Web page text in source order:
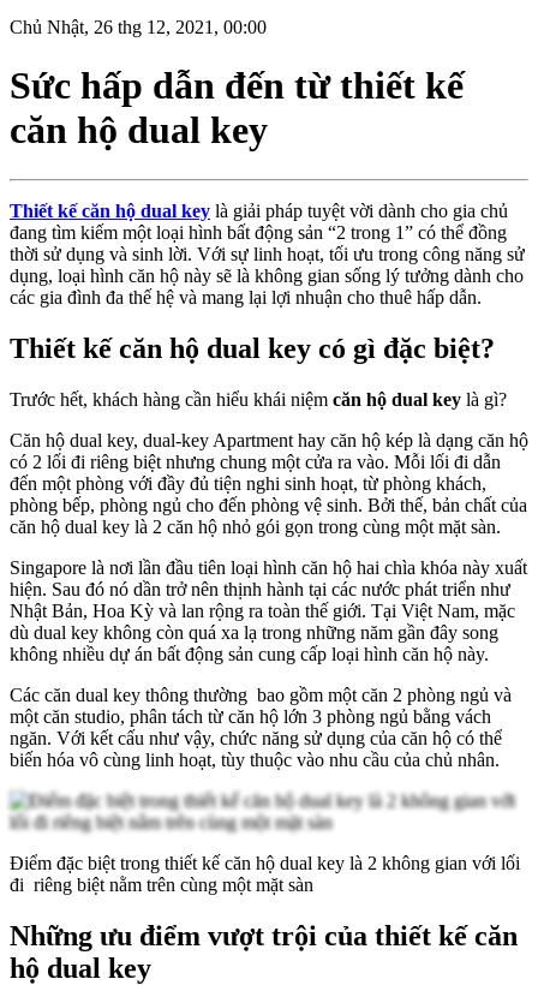
Chủ Nhật, 26 thg 12, 2021, 00:00
Sức hấp dẫn đến từ thiết kế
căn hộ dual key
Thiết kế căn hộ dual key là giải pháp tuyệt vời dành cho gia chủ
đang tìm kiếm một loại hình bất động sản “2 trong 1” có thể đồng
thời sử dụng và sinh lời. Với sự linh hoạt, tối ưu trong công năng sử
dụng, loại hình căn hộ này sẽ là không gian sống lý tưởng dành cho
các gia đình đa thế hệ và mang lại lợi nhuận cho thuê hấp dẫn.
Thiết kế căn hộ dual key có gì đặc biệt?
Trước hết, khách hàng cần hiểu khái niệm căn hộ dual key là gì?
Căn hộ dual key, dual-key Apartment hay căn hộ kép là dạng căn hộ
có 2 lối đi riêng biệt nhưng chung một cửa ra vào. Mỗi lối đi dẫn
đến một phòng với đầy đủ tiện nghi sinh hoạt, từ phòng khách,
phòng bếp, phòng ngủ cho đến phòng vệ sinh. Bởi thế, bản chất của
căn hộ dual key là 2 căn hộ nhỏ gói gọn trong cùng một mặt sàn.
Singapore là nơi lần đầu tiên loại hình căn hộ hai chìa khóa này xuất
hiện. Sau đó nó dần trở nên thịnh hành tại các nước phát triển như
Nhật Bản, Hoa Kỳ và lan rộng ra toàn thế giới. Tại Việt Nam, mặc
dù dual key không còn quá xa lạ trong những năm gần đây song
không nhiều dự án bất động sản cung cấp loại hình căn hộ này.
Các căn dual key thông thường bao gồm một căn 2 phòng ngủ và
một căn studio, phân tách từ căn hộ lớn 3 phòng ngủ bằng vách
ngăn. Với kết cấu như vậy, chức năng sử dụng của căn hộ có thể
biến hóa vô cùng linh hoạt, tùy thuộc vào nhu cầu của chủ nhân.
Điểm đặc biệt trong thiết kế căn hộ dual key là 2 không gian với lối
đi riêng biệt nằm trên cùng một mặt sàn
Những ưu điểm vượt trội của thiết kế căn
hộ dual key